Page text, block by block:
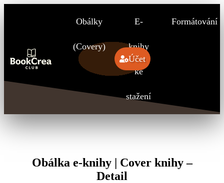
Obálky
(Covery)
E-
knihy
ke
stažení
Formátování
Účet
Obálka e-knihy | Cover knihy –
Detail